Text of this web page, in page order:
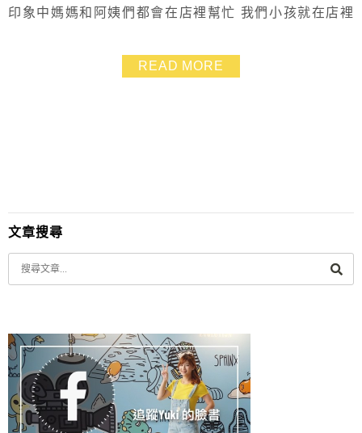
印象中媽媽和阿姨們都會在店裡幫忙 我們小孩就在店裡
石頭火鍋的味道.自然再熟悉不過了!! 店裡客人喝酒過後的
吵雜吆喝聲.也是印象中的一部分 ^^”
READ MORE
文章搜尋